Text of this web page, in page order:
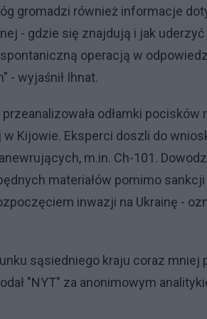
gromadzi również informacje
- gdzie się znajdują i jak uderzyć
operacją w
- wyjaśnił Ihnat.
odłamki pocisków
Kijowie. Eksperci doszli do
m.in. Ch-101.
materiałów pomimo sankcji
inwazji na Ukrainę -
sąsiedniego kraju coraz mniej
"NYT" za anonimowym